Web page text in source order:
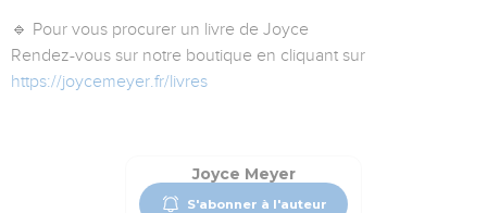
🔹 Pour vous procurer un livre de Joyce
Rendez-vous sur notre boutique en cliquant sur
https://joycemeyer.fr/livres
Joyce Meyer
S'abonner à l'auteur